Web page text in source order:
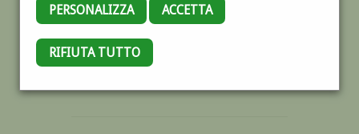
PERSONALIZZA ACCETTA
RIFIUTA TUTTO